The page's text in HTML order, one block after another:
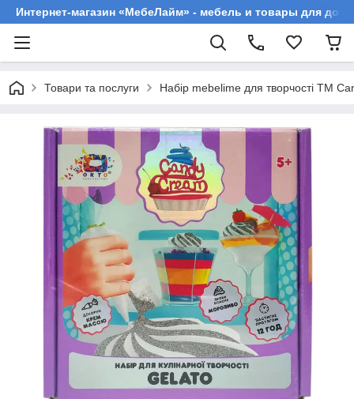
Интернет-магазин «МебеЛайм» - мебель и товары для
Товари та послуги Набір mebelime для творчості ТМ